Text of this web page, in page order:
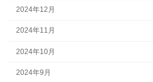
2024年12月
2024年11月
2024年10月
2024年9月